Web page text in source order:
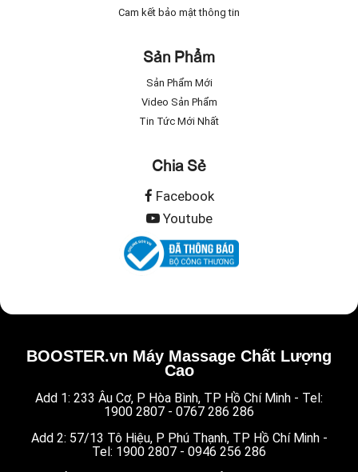
Cam kết bảo mật thông tin
Sản Phẩm
Sản Phẩm Mới
Video Sản Phẩm
Tin Tức Mới Nhất
Chia Sẻ
Facebook
Youtube
BOOSTER.vn Máy Massage Chất Lượng
Cao
Add 1: 233 Âu Cơ, P Hòa Bình, TP Hồ Chí Minh - Tel:
1900 2807 - 0767 286 286
Add 2: 57/13 Tô Hiệu, P Phú Thạnh, TP Hồ Chí Minh -
Tel: 1900 2807 - 0946 256 286